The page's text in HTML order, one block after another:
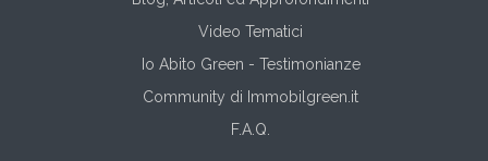
Video Tematici
Io Abito Green - Testimonianze
Community di Immobilgreen.it
F.A.Q.